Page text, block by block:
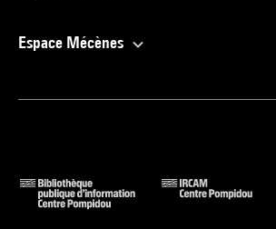
Espace Mécènes